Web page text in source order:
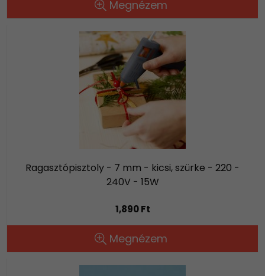
Megnézem
Ragasztópisztoly - 7 mm - kicsi, szürke - 220 -
240V - 15W
1,890 Ft
Megnézem